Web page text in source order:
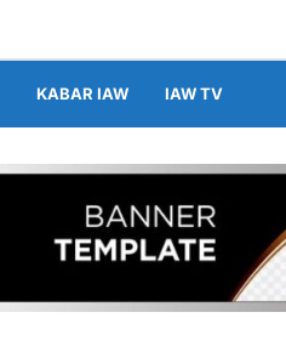
KABAR IAW IAW TV